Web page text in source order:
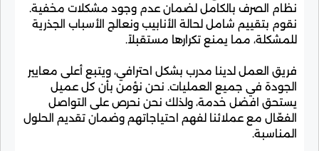
نظام الصرف بالكامل لضمان عدم وجود مشكلات مخفية.
نقوم بتقييم شامل لحالة الأنابيب ونعالج الأسباب الجذرية
للمشكلة، مما يمنع تكرارها مستقبلاً.
فريق العمل لدينا مدرب بشكل احترافي، ويتبع أعلى معايير
الجودة في جميع العمليات. نحن نؤمن بأن كل عميل
يستحق افضل خدمة، ولذلك نحن نحرص على التواصل
الفعّال مع عملائنا لفهم احتياجاتهم وضمان تقديم الحلول
المناسبة.